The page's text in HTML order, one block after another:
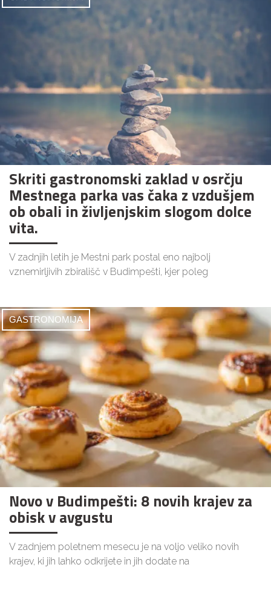
Skriti gastronomski zaklad v osrčju
Mestnega parka vas čaka z vzdušjem
ob obali in življenjskim slogom dolce
vita.
V zadnjih letih je Mestni park postal eno najbolj
vznemirljivih zbirališč v Budimpešti, kjer poleg
GASTRONOMIJA
Novo v Budimpešti: 8 novih krajev za
obisk v avgustu
V zadnjem poletnem mesecu je na voljo veliko novih
krajev, ki jih lahko odkrijete in jih dodate na